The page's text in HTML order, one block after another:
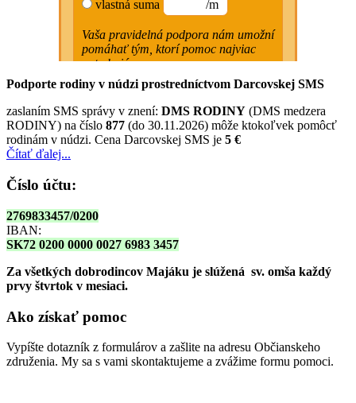
Podporte rodiny v núdzi prostredníctvom Darcovskej SMS
zaslaním SMS správy v znení: DMS RODINY (DMS medzera
RODINY) na číslo 877 (do 30.11.2026) môže ktokoľvek pomôcť
rodinám v núdzi. Cena Darcovskej SMS je 5 €
Čítať ďalej...
Číslo účtu:
2769833457/0200
IBAN:
SK72 0200 0000 0027 6983 3457
Za všetkých dobrodincov Majáku je slúžená sv. omša každý
prvy štvrtok v mesiaci.
Ako získať pomoc
Vypíšte dotazník z formulárov a zašlite na adresu Občianskeho
združenia. My sa s vami skontaktujeme a zvážime formu pomoci.